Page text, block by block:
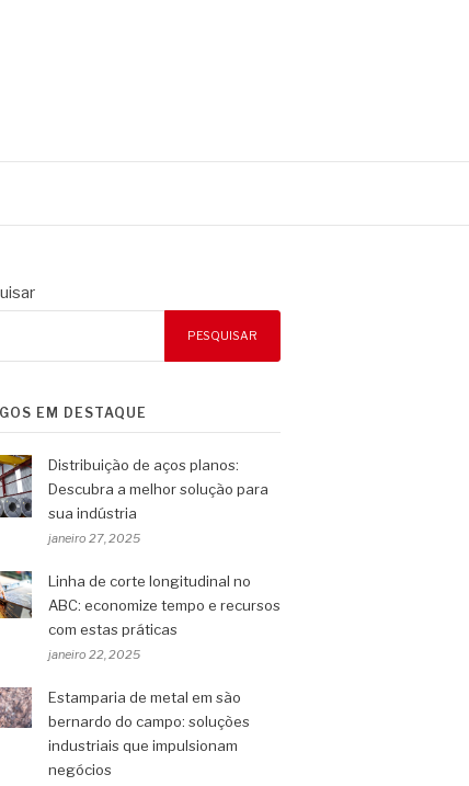
PESQUISAR
EM DESTAQUE
Distribuição de aços planos:
Descubra a melhor solução para
sua indústria
janeiro 27, 2025
Linha de corte longitudinal no
ABC: economize tempo e recursos
com estas práticas
janeiro 22, 2025
Estamparia de metal em são
bernardo do campo: soluções
industriais que impulsionam
negócios